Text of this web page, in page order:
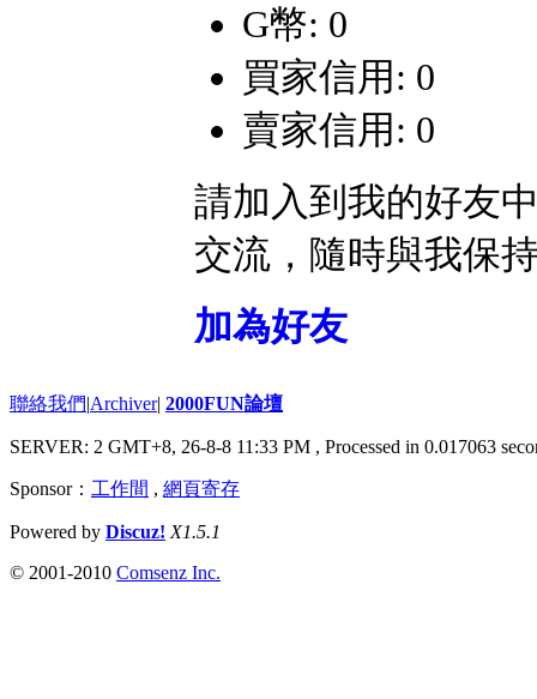
G幣: 0
買家信用: 0
賣家信用: 0
請加入到我的好友
交流，隨時與我保
加為好友
聯絡我們|Archiver| 2000FUN論壇
SERVER: 2 GMT+8, 26-8-8 11:33 PM , Processed in 0.017063
Sponsor： 工作間 , 網頁寄存
Powered by Discuz! X1.5.1
© 2001-2010 Comsenz Inc.